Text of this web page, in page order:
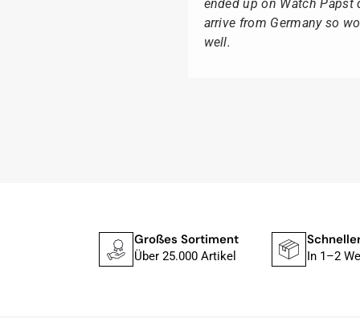
ended up on Watch
arrive from Germany so
well.
Tissot liebt, für seine
Großes Sortiment
Über 25.000 Artikel In 1–2